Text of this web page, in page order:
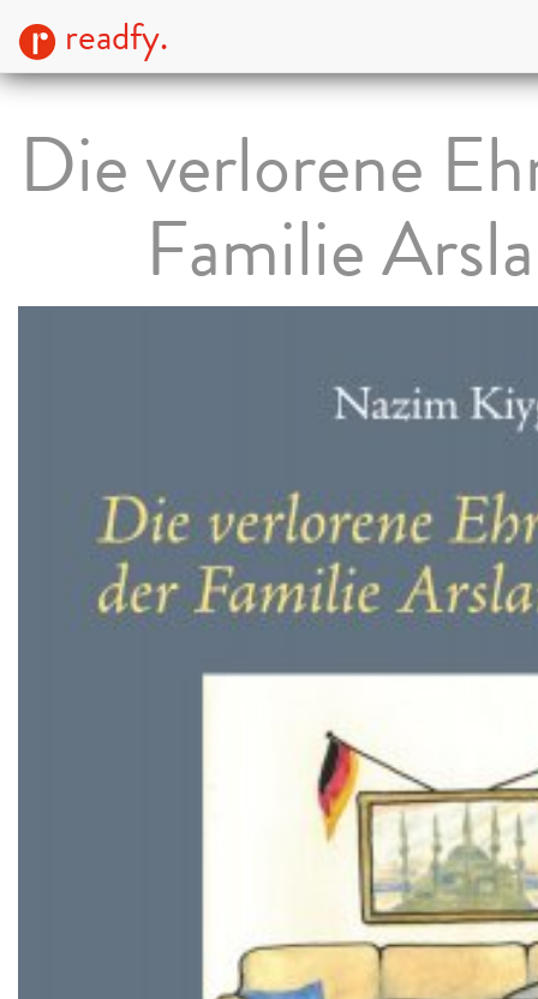
readfy.
Die verlorene
Familie